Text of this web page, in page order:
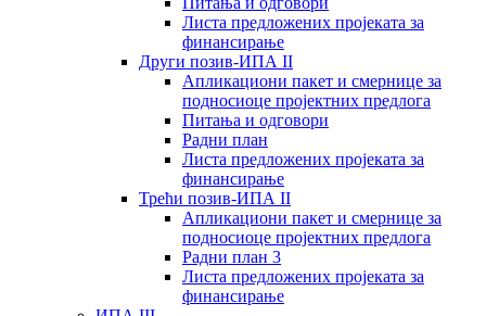
Листа предложених пројеката за
финансирање
Други позив-ИПА II
Апликациони пакет и смернице за
подносиоце пројектних предлога
Питања и одговори
Радни план
Листа предложених пројеката за
финансирање
Трећи позив-ИПА II
Апликациони пакет и смернице за
подносиоце пројектних предлога
Радни план 3
Листа предложених пројеката за
финансирање